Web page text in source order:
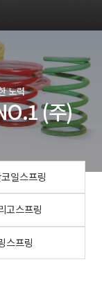
노력
(주)
일스프링
고스프링
스프링